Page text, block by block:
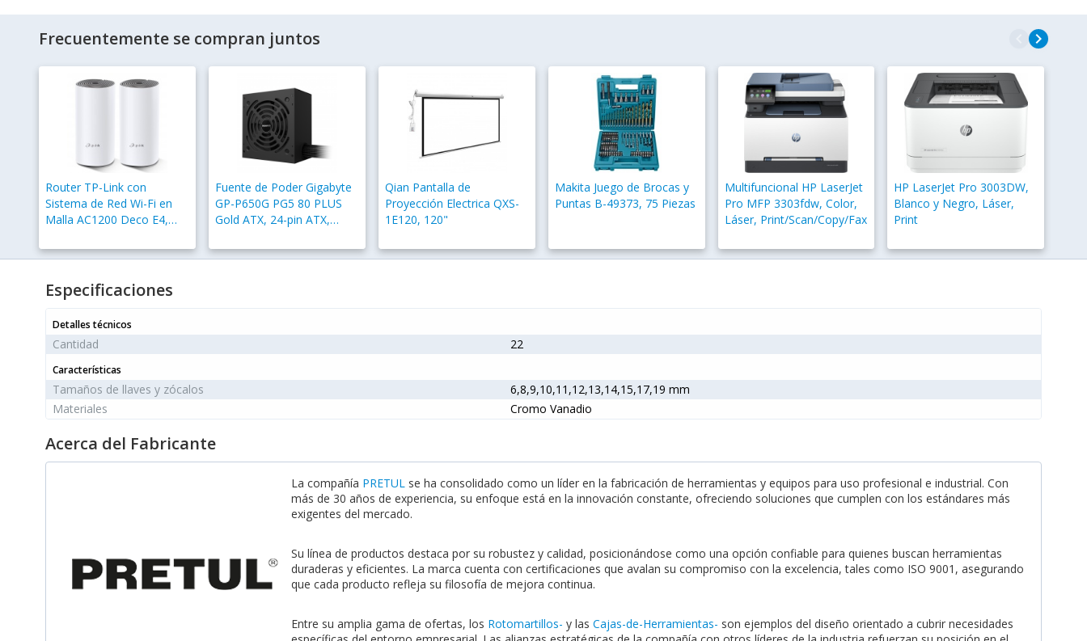
Frecuentemente se compran juntos navigate_beforenavigate_next
Router TP-Link con
Sistema de Red Wi-Fi en
Malla AC1200 Deco E4,
Antenas Internas - 2 Piezas
Fuente de Poder Gigabyte
GP-P650G PG5 80 PLUS
Gold ATX, 24-pin ATX,
Qian Pantalla de
Proyección Electrica QXS-
1E120, 120"
Makita Juego de Brocas y
Puntas B-49373, 75 Piezas
Multifuncional HP LaserJet
Pro MFP 3303fdw, Color,
Láser, Print/Scan/Copy/Fax
HP LaserJet Pro 3003DW,
Blanco y Negro, Láser,
Print
Especificaciones
Detalles técnicos
Cantidad 22
Características
Tamaños de llaves y zócalos
6,8,9,10,11,12,13,14,15,17,19 mm
Materiales
Cromo Vanadio
Acerca del Fabricante
La compañía PRETUL se ha consolidado como un líder en la fabricación de herramientas y equipos para uso profesional e industrial. Con
más de 30 años de experiencia, su enfoque está en la innovación constante, ofreciendo soluciones que cumplen con los estándares más
exigentes del mercado.
Su línea de productos destaca por su robustez y calidad, posicionándose como una opción confiable para quienes buscan herramientas
duraderas y eficientes. La marca cuenta con certificaciones que avalan su compromiso con la excelencia, tales como ISO 9001, asegurando
que cada producto refleja su filosofía de mejora continua.
Entre su amplia gama de ofertas, los Rotomartillos- y lasCajas-de-Herramientas- son ejemplos del diseño orientado a cubrir necesidades